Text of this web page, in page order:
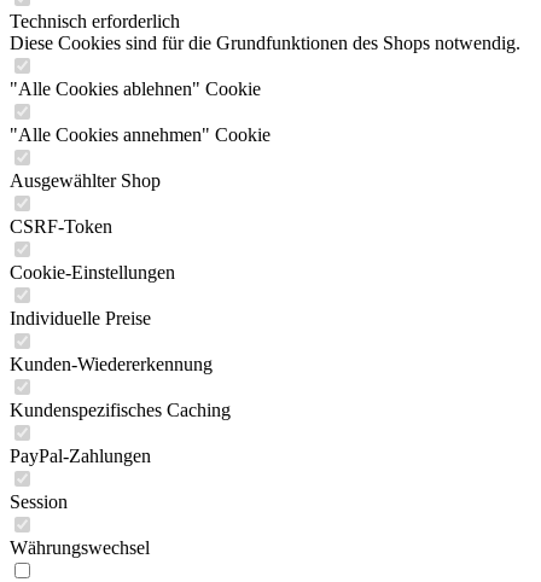
Technisch erforderlich
Diese Cookies sind für die Grundfunktionen des Shops notwendig.
"Alle Cookies ablehnen" Cookie
"Alle Cookies annehmen" Cookie
Ausgewählter Shop
CSRF-Token
Cookie-Einstellungen
Individuelle Preise
Kunden-Wiedererkennung
Kundenspezifisches Caching
PayPal-Zahlungen
Session
Währungswechsel